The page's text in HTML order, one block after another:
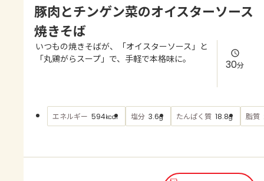
よくあるお問い合わせ
お買い物
豚肉とチンゲン菜のオイスターソース
焼きそば
いつもの焼きそばが、「オイスターソース」と
「丸鶏がらスープ」で、手軽で本格味に。
30分
エネルギー 594kcal 塩分 3.6g たんぱく質 18.8g 脂質